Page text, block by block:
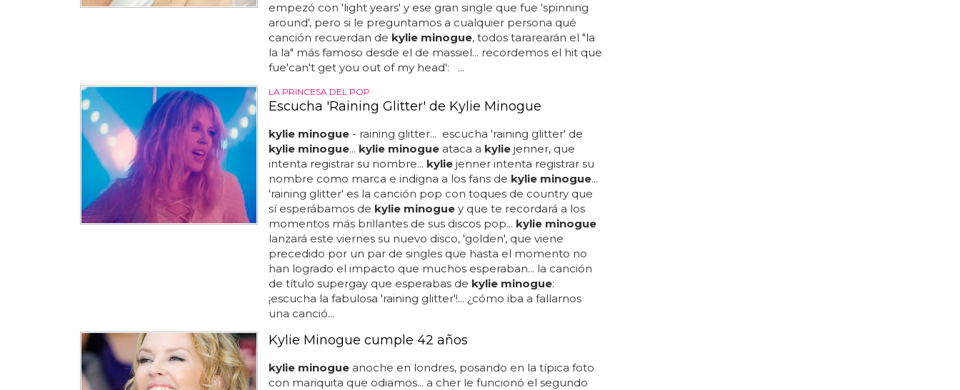
empezó con 'light years' y ese gran single que fue 'spinning
around', pero si le preguntamos a cualquier persona qué
canción recuerdan de kylie minogue, todos tararearán el "la
la la" más famoso desde el de massiel... recordemos el hit que
fue'can't get you out of my head': ...
LA PRINCESA DEL POP
Escucha 'Raining Glitter' de Kylie Minogue
kylie minogue- raining glitter... escucha 'raining glitter' de
kylie minogue... kylie minogueataca a kyliejenner, que
intenta registrar su nombre... kyliejenner intenta registrar su
nombre como marca e indigna a los fans de kylie minogue...
'raining glitter' es la canción pop con toques de country que
sí esperábamos de kylie minoguey que te recordará a los
momentos más brillantes de sus discos pop... kylie minogue
lanzará este viernes su nuevo disco, 'golden', que viene
precedido por un par de singles que hasta el momento no
han logrado el impacto que muchos esperaban... la canción
de título supergay que esperabas de kylie minogue:
¡escucha la fabulosa 'raining glitter'!... ¿cómo iba a fallarnos
una canció...
Kylie Minogue cumple 42 años
kylie minogueanoche en londres, posando en la típica foto
con mariquita que odiamos... a cher le funcionó el segundo